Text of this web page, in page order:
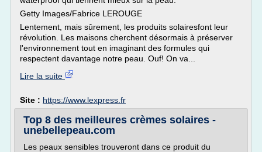
Getty Images/Fabrice LEROUGE
Lentement, mais sûrement, les produits solairesfont leur
révolution. Les maisons cherchent désormais à préserver
l'environnement tout en imaginant des formules qui
respectent davantage notre peau. Ouf! On va...
Lire la suite
Site : https://www.lexpress.fr
Top 8 des meilleures crèmes solaires -
unebellepeau.com
Les peaux sensibles trouveront dans ce produit du